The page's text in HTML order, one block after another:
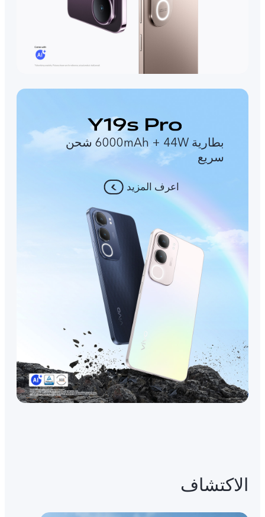
بطارية 6000mAh + 44W شحن
سريع
اعرف المزيد
الاكتشاف